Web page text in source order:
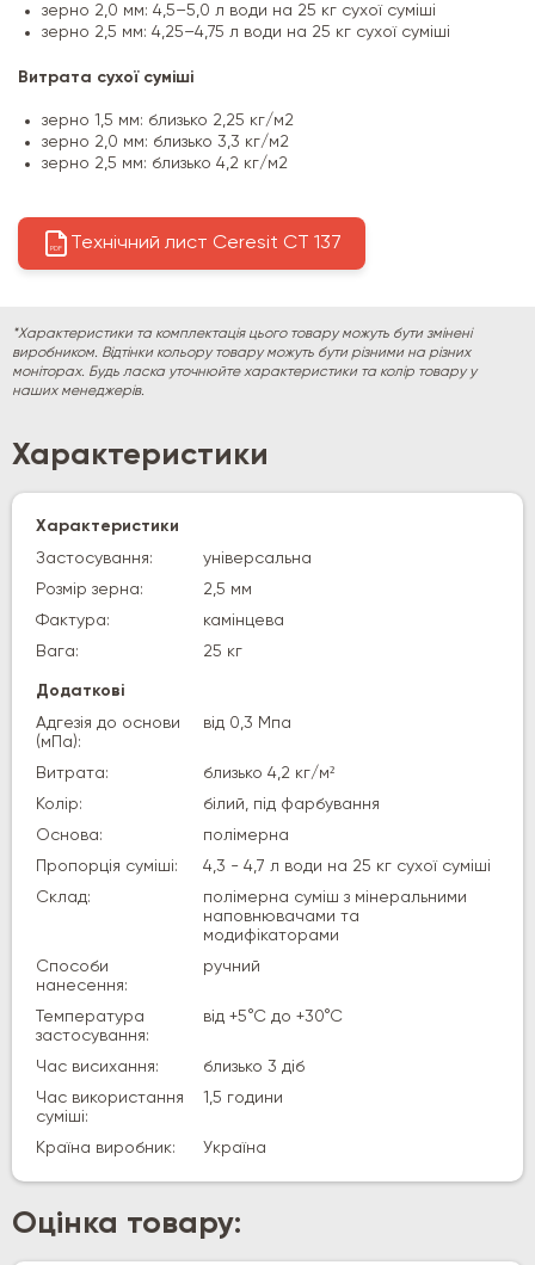
зерно 2,0 мм: 4,5–5,0 л води на 25 кг сухої суміші
зерно 2,5 мм: 4,25–4,75 л води на 25 кг сухої суміші
Витрата сухої суміші
зерно 1,5 мм: близько 2,25 кг/м2
зерно 2,0 мм: близько 3,3 кг/м2
зерно 2,5 мм: близько 4,2 кг/м2
PDF Технічний лист Ceresit CT 137
*Характеристики та комплектація цього товару можуть бути змінені
виробником. Відтінки кольору товару можуть бути різними на різних
моніторах. Будь ласка уточнюйте характеристики та колір товару у
наших менеджерів.
Характеристики
Характеристики
Застосування:
універсальна
Розмір зерна:
2,5 мм
Фактура:
камінцева
Вага:
25 кг
Додаткові
Адгезія до основи
(мПа):
від 0,3 Мпа
Витрата:
близько 4,2 кг/м²
Колір:
білий, під фарбування
Основа:
полімерна
Пропорція суміші:
4,3 - 4,7 л води на 25 кг сухої суміші
Склад:
полімерна суміш з мінеральними
наповнювачами та
модифікаторами
Способи
нанесення:
ручний
Температура
застосування:
від +5°С до +30°С
Час висихання:
близько 3 діб
Час використання
суміші:
1,5 години
Країна виробник: Україна
Оцінка товару: